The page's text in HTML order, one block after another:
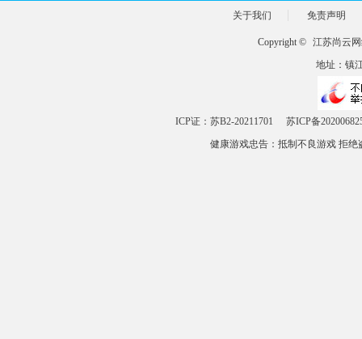
关于我们 免责声明
Copyright © 江苏尚云
地址：镇
ICP证：苏B2-20211701
苏ICP备
健康游戏忠告：抵制不良游戏 拒